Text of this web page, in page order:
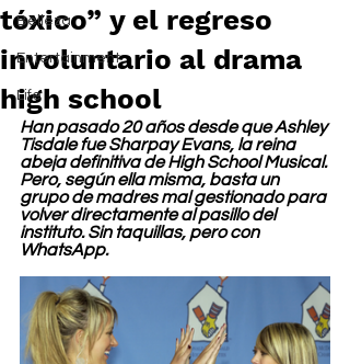
Belleza
Entertainment
Life
tóxico” y el regreso
involuntario al drama
high school
Han pasado 20 años desde que Ashley
Tisdale fue Sharpay Evans, la reina
abeja definitiva de High School Musical.
Pero, según ella misma, basta un
grupo de madres mal gestionado para
volver directamente al pasillo del
instituto. Sin taquillas, pero con
WhatsApp.